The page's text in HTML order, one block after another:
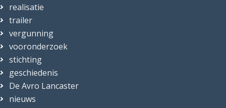
realisatie
trailer
vergunning
vooronderzoek
stichting
geschiedenis
De Avro Lancaster
nieuws